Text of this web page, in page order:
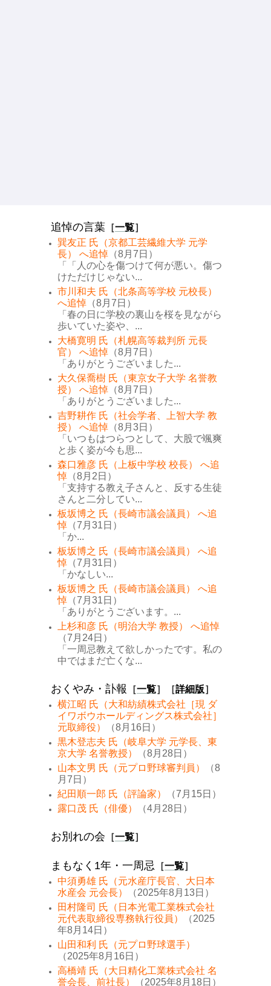
追悼の言葉 ［一覧］
巽友正 氏（京都工芸繊維大学 元学
長） へ追悼 （8月7日）
「「人の心を傷つけて何が悪い。傷つ
けただけじゃない...
市川和夫 氏（北条高等学校 元校長）
へ追悼 （8月7日）
「春の日に学校の裏山を桜を見ながら
歩いていた姿や、...
大橋寛明 氏（札幌高等裁判所 元長
官） へ追悼 （8月7日）
「ありがとうございました...
大久保喬樹 氏（東京女子大学 名誉教
授） へ追悼 （8月7日）
「ありがとうございました...
吉野耕作 氏（社会学者、上智大学 教
授） へ追悼 （8月3日）
「いつもはつらつとして、大股で颯爽
と歩く姿が今も思...
森口雅彦 氏（上板中学校 校長） へ追
悼 （8月2日）
「支持する教え子さんと、反する生徒
さんと二分してい...
板坂博之 氏（長崎市議会議員） へ追
悼 （7月31日）
「か...
板坂博之 氏（長崎市議会議員） へ追
悼 （7月31日）
「かなしい...
板坂博之 氏（長崎市議会議員） へ追
悼 （7月31日）
「ありがとうございます。...
上杉和彦 氏（明治大学 教授） へ追悼
（7月24日）
「一周忌教えて欲しかったです。私の
中ではまだ亡くな...
おくやみ・訃報 ［一覧］［詳細版］
横江昭 氏（大和紡績株式会社［現 ダ
イワボウホールディングス株式会社］
元取締役）
（8月16日）
黒木登志夫 氏（岐阜大学 元学長、東
京大学 名誉教授）
（8月28日）
山本文男 氏（元プロ野球審判員）
（8
月7日）
紀田順一郎 氏（評論家）
（7月15日）
露口茂 氏（俳優）
（4月28日）
お別れの会 ［一覧］
まもなく1年・一周忌 ［一覧］
中須勇雄 氏（元水産庁長官、大日本
水産会 元会長）
（2025年8月13日）
田村隆司 氏（日本光電工業株式会社
元代表取締役専務執行役員）
（2025
年8月14日）
山田和利 氏（元プロ野球選手）
（2025年8月16日）
高橋靖 氏（大日精化工業株式会社 名
誉会長、前社長）
（2025年8月18日）